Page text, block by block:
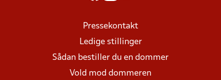
Pressekontakt
Ledige stillinger
Sådan bestiller du en dommer
Vold mod dommeren